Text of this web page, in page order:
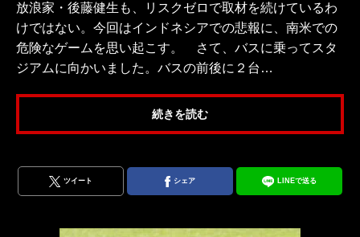
放浪家・後藤健生も、リスクゼロで取材を続けているわ
けではない。今回はインドネシアでの悲報に、南米での
危険なゲームを思い起こす。 さて、バスに乗ってスタ
ジアムに向かいました。バスの前後に２台…
続きを読む
ツイート シェア LINEで送る